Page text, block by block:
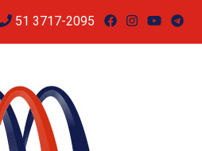
51 3717-2095